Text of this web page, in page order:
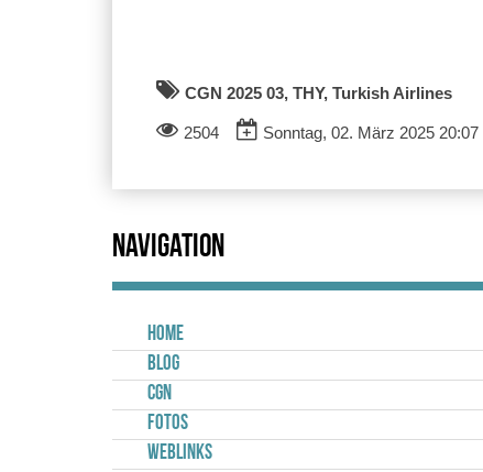
CGN 2025 03, THY, Turkish Airlines
2504 Sonntag, 02. März 2025 20:07
Navigation
Home
Blog
CGN
Fotos
Weblinks